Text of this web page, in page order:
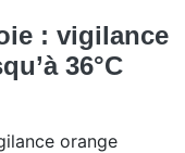
: vigilance
36°C
orange